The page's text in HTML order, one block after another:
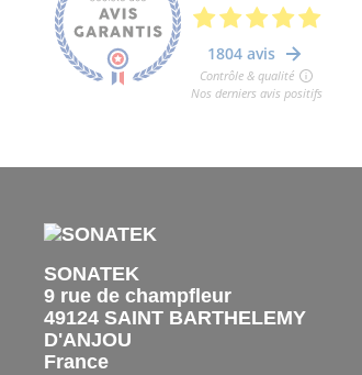
SONATEK
9 rue de champfleur
49124 SAINT BARTHELEMY
D'ANJOU
France